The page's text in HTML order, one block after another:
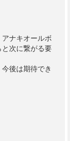
ナキオールボ
次に繋がる要
後は期待でき